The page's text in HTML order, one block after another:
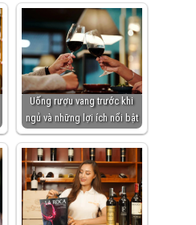
Uống rượu vang trước khi
ngủ và những lợi ích nổi bật